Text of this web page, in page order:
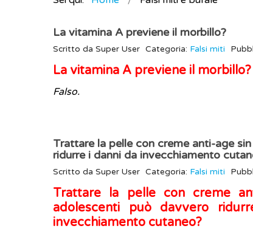
La vitamina A previene il morbillo?
Scritto da Super User Categoria: Falsi miti
La vitamina A previene il morbillo?
Falso.
Trattare la pelle con creme anti-age
ridurre i danni da invecchiamento
Scritto da Super User Categoria: Falsi miti
Trattare la pelle con creme
adolescenti può davvero
invecchiamento cutaneo?